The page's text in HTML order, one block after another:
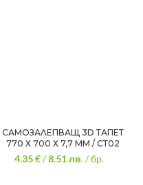
САМОЗАЛЕПВАЩ 3D ТАПЕТ
770 Х 700 Х 7,7 ММ / СТ02
4.35 €/8.51лв./ бр.